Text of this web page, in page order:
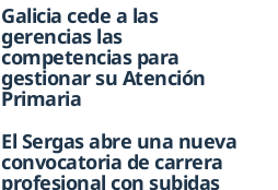
Galicia cede a las
gerencias las
competencias para
gestionar su Atención
Primaria
El Sergas abre una nueva
convocatoria de carrera
profesional con subidas